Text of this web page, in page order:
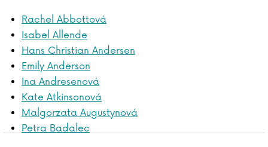
Rachel Abbottová
Isabel Allende
Hans Christian Andersen
Emily Anderson
Ina Andresenová
Kate Atkinsonová
Malgorzata Augustynová
Petra Badalec